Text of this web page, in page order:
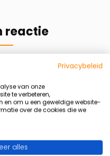
reactie
Vereiste
met
E-mail*
programma
beschikbaar!
Privacybeleid
van onze
te verbeteren,
en om u een geweldige website-
over de cookies die we
alles